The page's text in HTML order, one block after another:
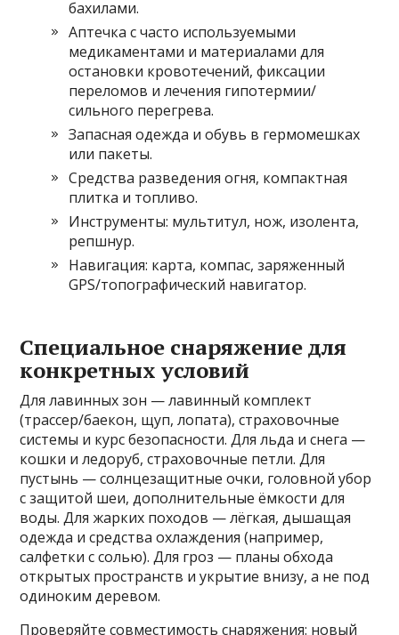
бахилами.
Аптечка с часто используемыми
медикаментами и материалами для
остановки кровотечений, фиксации
переломов и лечения гипотермии/
сильного перегрева.
Запасная одежда и обувь в гермомешках
или пакеты.
Средства разведения огня, компактная
плитка и топливо.
Инструменты: мультитул, нож, изолента,
репшнур.
Навигация: карта, компас, заряженный
GPS/топографический навигатор.
Специальное снаряжение для
конкретных условий
Для лавинных зон — лавинный комплект
(трассер/баeкон, щуп, лопата), страховочные
системы и курс безопасности. Для льда и снега —
кошки и ледоруб, страховочные петли. Для
пустынь — солнцезащитные очки, головной убор
с защитой шеи, дополнительные ёмкости для
воды. Для жарких походов — лёгкая, дышащая
одежда и средства охлаждения (например,
салфетки с солью). Для гроз — планы обхода
открытых пространств и укрытие внизу, а не под
одиноким деревом.
Проверяйте совместимость снаряжения: новый